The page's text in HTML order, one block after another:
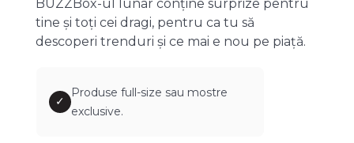
BUZZBox-ul lunar conține surprize pentru
tine și toți cei dragi, pentru ca tu să
descoperi trenduri și ce mai e nou pe piață.
✓
Produse full-size sau mostre
exclusive.